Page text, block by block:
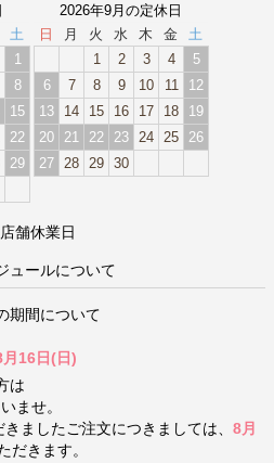
土
1
8
15
22
29
2026年9月の定休日
日
月 火 水 木 金
土
1
2 3 4
5
6
7 8 9 10 11
12
13
14 15 16 17 18
19
20
21 22 23 24 25
26
27
28 29 30
店舗休業日
ュールについて
期間について
16日(日)
は
ませ。
ましたご注文につきましては、 8月
だきます。